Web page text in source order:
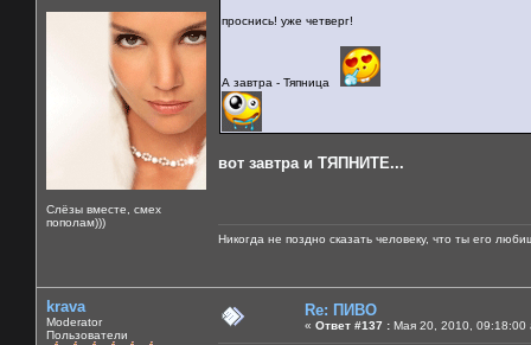
Слёзы вместе, смех
пополам)))
проснись! уже четверг!
А завтра - Тяпница
вот завтра и ТЯПНИТЕ...
Никогда не поздно сказать человеку, что ты его
krava
Moderator
Пользователи
Re: ПИВО
« Ответ #137 : Мая 20, 2010, 09:18:00